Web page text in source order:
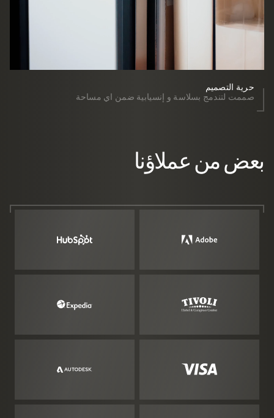
حرية التصميم
صممت لتندمج بسلاسة و إنسيابية ضمن اي مساحة
بعض من عملاؤنا